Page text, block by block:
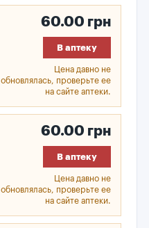
60.00 грн
В аптеку
Цена давно не
обновлялась, проверьте ее
на сайте аптеки.
60.00 грн
В аптеку
Цена давно не
обновлялась, проверьте ее
на сайте аптеки.